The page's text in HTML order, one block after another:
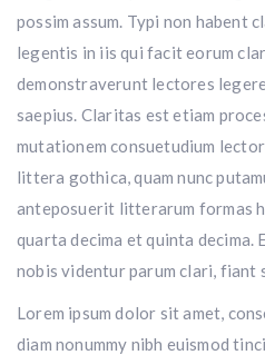
possim assum. Typi non habent
legentis in iis qui facit eorum
demonstraverunt lectores
saepius. Claritas est etiam
mutationem consuetudium
littera gothica, quam nunc
anteposuerit litterarum formas
quarta decima et quinta decima.
nobis videntur parum clari, fiant
Lorem ipsum dolor sit amet,
diam nonummy nibh euismod